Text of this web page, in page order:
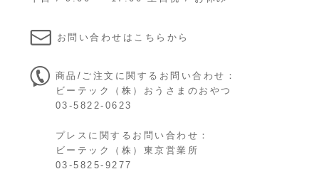
お問い合わせはこちらから
商品/ご注文に関するお問い合わせ：
ビーテック（株）おうさまのおやつ
03-5822-0623
プレスに関するお問い合わせ：
ビーテック（株）東京営業所
03-5825-9277